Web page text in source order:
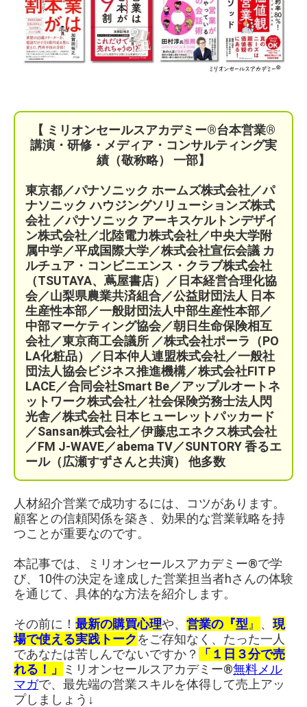
【 ミリオンセールスアカデミー®︎台本営業®︎
講演・研修・メディア・コンサルティング実
績（敬称略） 一部】
東京都／パナソニック ホームズ株式会社／パ
ナソニック ハウジングソリューションズ株式
会社 ／パナソニック アーキスケルトンデザイ
ン株式会社／北陸電力株式会社／中央大学附
属中学／平成国際大学／株式会社宣伝会議 カ
ルチュア・コンビニエンス・クラブ株式会社
（TSUTAYA、蔦屋書店）／ 日本経営合理化協
会／山梨県農業共済組合／公益財団法人 日本
生産性本部／一般財団法人中部生産性本部／
中部マーケティング協会／朝日生命保険相互
会社／東京商工会議所 ／株式会社ポーラ（PO
LA化粧品）
／日本仲人連盟株式会社／一般社
団法人協会ビジネス推進機構／株式会社FIT P
LACE／合同会社Smart Be／アップルオートネ
ットワーク株式会社／社会保険労務士法人閃
光舎／株式会社 日本ヒューレットパッカード
／Sansan株式会社／伊藤忠エネクス株式会社
／FM J-WAVE／abema TV／SUNTORY 香るエ
ール（広瀬すずさんと共演） 他多数
人材紹介営業で成功するには、コツがあります。
顧客との信頼関係を築き、効果的な営業戦略を持
つことが重要なのです。
本記事では、ミリオンセールスアカデミー®で学
び、10件の決定を達成した営業担当者hさんの体験
を通じて、具体的な方法を紹介します。
その前に！ 最新の購買心理や、 営業の『型 』 、 現
場で使える実践トークをご存知なく、たった一人
であなたは苦しんでないですか？
「１日３分で売
れる！」
ミリオンセールスアカデミー®︎無料メル
マガで、最先端の営業スキルを体得して売上アッ
プしましょう↓